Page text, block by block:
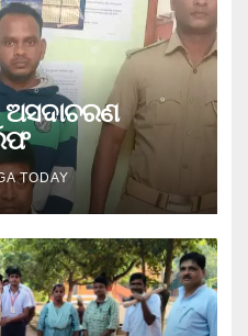
ଅସଦାଚରଣ
TODAY